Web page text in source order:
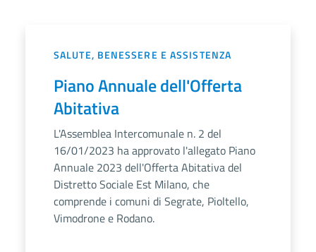
SALUTE, BENESSERE E ASSISTENZA
Piano Annuale dell'Offerta
Abitativa
L'Assemblea Intercomunale n. 2 del
16/01/2023 ha approvato l'allegato Piano
Annuale 2023 dell'Offerta Abitativa del
Distretto Sociale Est Milano, che
comprende i comuni di Segrate, Pioltello,
Vimodrone e Rodano.